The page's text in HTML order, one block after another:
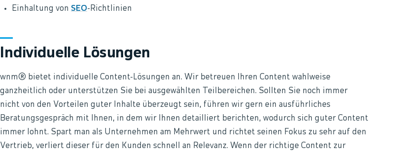
Einhaltung von SEO-Richtlinien
Individuelle Lösungen
wnm® bietet individuelle Content-Lösungen an. Wir betreuen Ihren Content wahlweise
ganzheitlich oder unterstützen Sie bei ausgewählten Teilbereichen. Sollten Sie noch immer
nicht von den Vorteilen guter Inhalte überzeugt sein, führen wir gern ein ausführliches
Beratungsgespräch mit Ihnen, in dem wir Ihnen detailliert berichten, wodurch sich guter Content
immer lohnt. Spart man als Unternehmen am Mehrwert und richtet seinen Fokus zu sehr auf den
Vertrieb, verliert dieser für den Kunden schnell an Relevanz. Wenn der richtige Content zur